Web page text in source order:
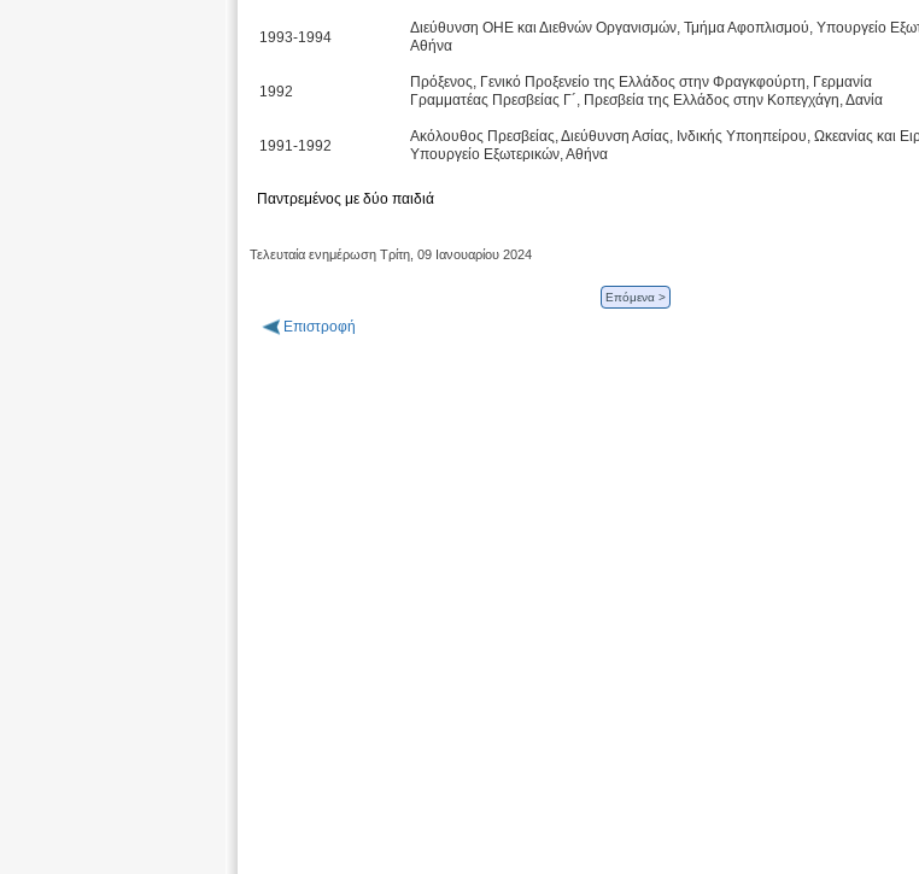
1993-1994
Διεύθυνση ΟΗΕ και Διεθνών Οργανισμών, Τμήμα Αφοπλισμού, Υπουργείο
Αθήνα
1992
Πρόξενος, Γενικό Προξενείο της Ελλάδος στην Φραγκφούρτη, Γερμανία
Γραμματέας Πρεσβείας Γ´, Πρεσβεία της Ελλάδος στην Κοπεγχάγη, Δανία
1991-1992
Ακόλουθος Πρεσβείας, Διεύθυνση Ασίας, Ινδικής Υποηπείρου, Ωκεανίας και
Υπουργείο Εξωτερικών, Αθήνα
Παντρεμένος με δύο παιδιά
Τελευταία ενημέρωση Τρίτη, 09 Ιανουαρίου 2024
Επόμενα >
Επιστροφή